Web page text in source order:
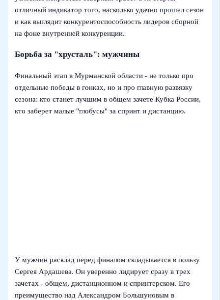
отличный индикатор того, насколько удачно прошел сезон
и как выглядит конкурентоспособность лидеров сборной
на фоне внутренней конкуренции.
Борьба за "хрусталь": мужчины
Финальный этап в Мурманской области - не только про
отдельные победы в гонках, но и про главную развязку
сезона: кто станет лучшим в общем зачете Кубка России,
кто заберет малые "глобусы" за спринт и дистанцию.
У мужчин расклад перед финалом складывается в пользу
Сергея Ардашева. Он уверенно лидирует сразу в трех
зачетах - общем, дистанционном и спринтерском. Его
преимущество над Александром Большуновым в